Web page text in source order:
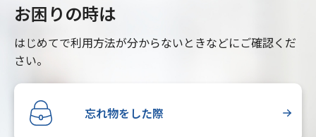
お困りの時は
はじめてで利用方法が分からないときなどにご確認くだ
さい。
忘れ物をした際